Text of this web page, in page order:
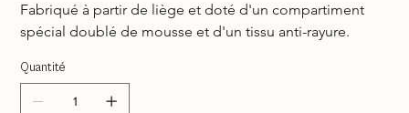
Fabriqué à partir de liège et doté d'un compartiment
spécial doublé de mousse et d'un tissu anti-rayure.
Quantité